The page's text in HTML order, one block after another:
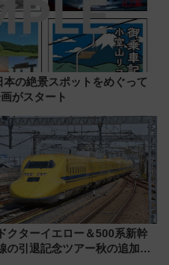
の絶景スポットをめぐって
がスタート
ドクターイエロー＆500系新幹
の引退記念ツアー秋の追加企